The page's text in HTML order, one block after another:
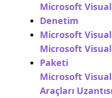
Microsoft
Denetim
Microsoft
Microsoft
Paketi
Microsoft
Araçları